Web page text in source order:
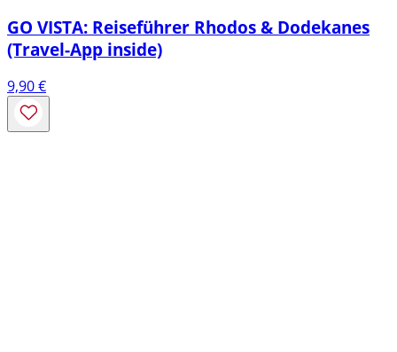
GO VISTA: Reiseführer Rhodos & Dodekanes
(Travel-App inside)
9,90€